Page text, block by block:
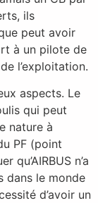
ils
peut avoir
à un pilote de
l’exploitation.
aspects. Le
qui peut
nature à
PF (point
qu’AIRBUS n’a
dans le monde
d’avoir un